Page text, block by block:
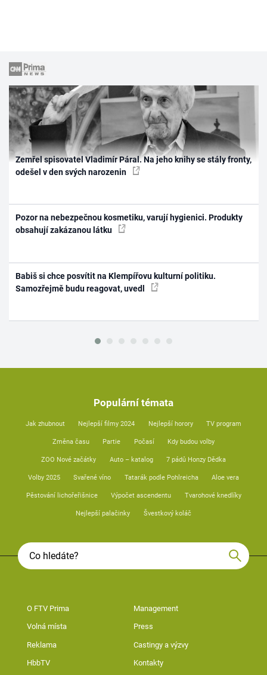
Zemřel spisovatel Vladimír Páral. Na jeho knihy se stály fronty,
odešel v den svých narozenin
Pozor na nebezpečnou kosmetiku, varují hygienici. Produkty
obsahují zakázanou látku
Babiš si chce posvítit na Klempířovu kulturní politiku.
Samozřejmě budu reagovat, uvedl
Populární témata
Jak zhubnout Nejlepší filmy 2024 Nejlepší horory TV program
Změna času Partie Počasí Kdy budou volby
ZOO Nové začátky Auto – katalog 7 pádů Honzy Dědka
Volby 2025 Svařené víno Tatarák podle Pohlreicha Aloe vera
Pěstování lichořeřišnice Výpočet ascendentu Tvarohové knedlíky
Nejlepší palačinky Švestkový koláč
O FTV Prima Management
Volná místa Press
Reklama Castingy a výzvy
HbbTV Kontakty